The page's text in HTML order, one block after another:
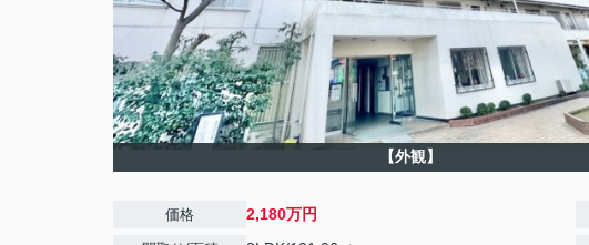
【外観】
価格 2,180万円